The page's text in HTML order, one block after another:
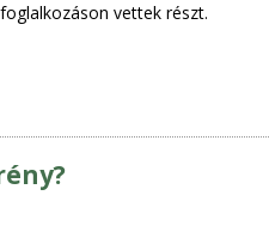
vettek részt.